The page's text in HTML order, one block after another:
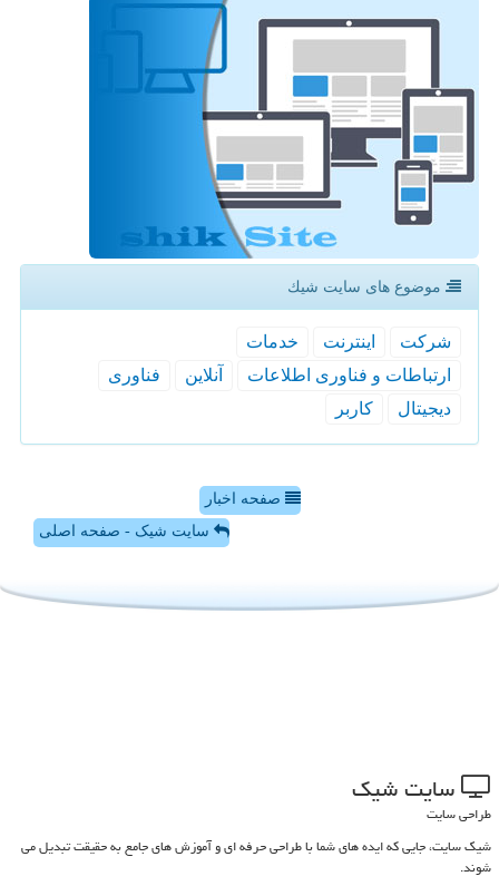
موضوع های سایت شیك
شركت اینترنت
خدمات
ارتباطات و فناوری اطلاعات
آنلاین
فناوری
دیجیتال
كاربر
صفحه اخبار
سایت شیک - صفحه اصلی
سایت شیك
طراحی سایت
شیک سایت، جایی که ایده های شما با طراحی حرفه ای و آموزش های جامع به حقیقت تبدیل می
شوند.